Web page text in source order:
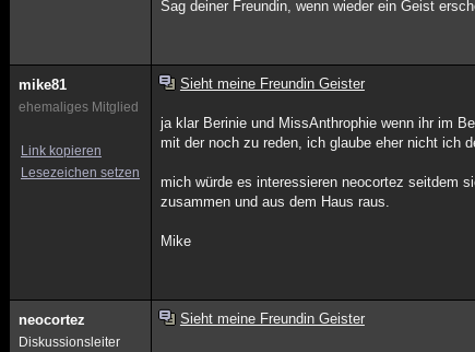
Sag deiner Freundin, wenn wieder ein Geist
mike81
ehemaliges Mitglied
Link kopieren
Lesezeichen setzen
Sieht meine Freundin Geister
ja klar Berinie und MissAnthrophie wenn ihr im
mit der noch zu reden, ich glaube eher nicht ich
mich würde es interessieren neocortez seitdem
zusammen und aus dem Haus raus.
Mike
neocortez
Diskussionsleiter
Sieht meine Freundin Geister